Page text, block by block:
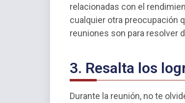
relacionadas con el
cualquier otra preocupación
reuniones son para resolver
3. Resalta los
Durante la reunión, no te